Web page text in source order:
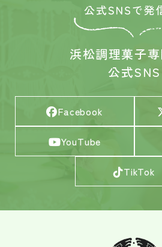
浜松調理菓子
公式SNS
Facebook
YouTube
TikTok